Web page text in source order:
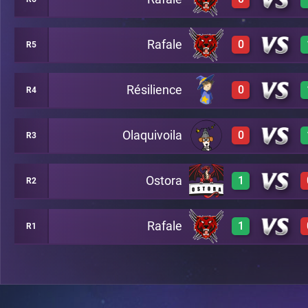
3 A29
0 A26
R5 Rafale 0
0 A24
R4 Résilience 0
0 A23
R3 Olaquivoila 0
0 A4
R2 Ostora 1
3 A2
R1 Rafale 1